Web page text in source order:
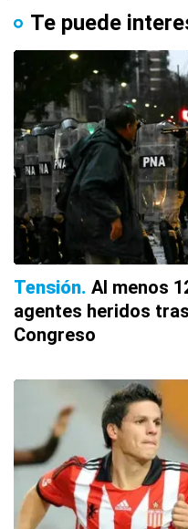
Te puede
Tensión Al menos
agentes heridos
Congreso